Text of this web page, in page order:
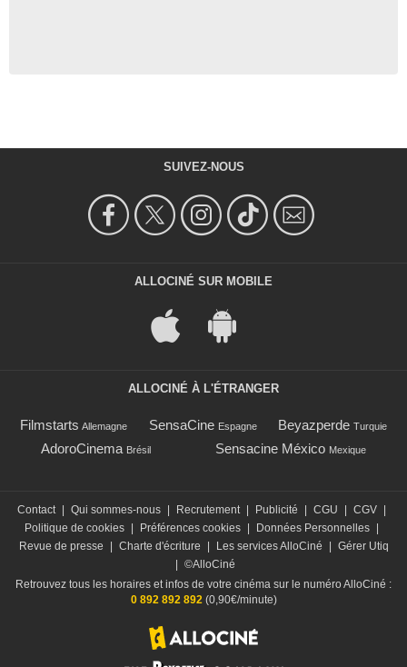
SUIVEZ-NOUS
ALLOCINÉ SUR MOBILE
ALLOCINÉ À L'ÉTRANGER
Filmstarts Allemagne SensaCine Espagne Beyazperde Turquie
AdoroCinema Brésil Sensacine México Mexique
Contact Qui sommes-nous Recrutement Publicité CGU CGV
Politique de cookies
Préférences cookies Données Personnelles
Revue de presse
Charte d'écriture Les services AlloCiné
Gérer Utiq
©AlloCiné
Retrouvez tous les horaires et infos de votre cinéma sur le numéro AlloCiné :
0 892 892 892(0,90€/minute)